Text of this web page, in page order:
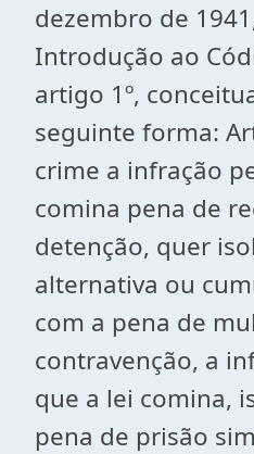
dezembro de
Introdução ao
artigo 1º,
seguinte forma:
crime a infração
comina pena de
detenção, quer
alternativa ou
com a pena de
contravenção, a
que a lei comina,
pena de prisão